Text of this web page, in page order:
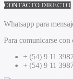
CONTACTO DIRECTO
Whatsapp para
Para comunicarse
+ (54) 9 11
+ (54) 9 11